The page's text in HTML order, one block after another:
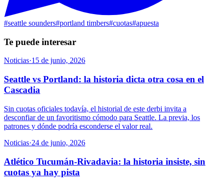
#seattle sounders#portland timbers#cuotas#apuesta
Te puede interesar
Noticias·15 de junio, 2026
Seattle vs Portland: la historia dicta otra cosa en el
Cascadia
Sin cuotas oficiales todavía, el historial de este derbi invita a
desconfiar de un favoritismo cómodo para Seattle. La previa, los
patrones y dónde podría esconderse el valor real.
Noticias·24 de junio, 2026
Atlético Tucumán-Rivadavia: la historia insiste, sin
cuotas ya hay pista